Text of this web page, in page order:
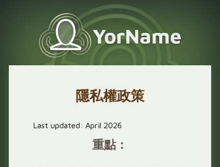
隱私權政策
Last updated: April 2026
重點：